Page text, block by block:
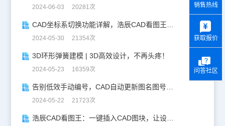
2024-06-03 20281次
CAD坐标系切换功能详解，浩辰CAD看图王让设计更自由！
2024-05-30 21354次
3D环形弹簧建模 | 3D高效设计，不再头疼！
2024-05-23 16359次
告别低效手动编号，CAD自动更新图名图号轻松搞定！
2024-05-22 21723次
浩辰CAD看图王：一键插入CAD图块，让设计更高效！
销售热线
获取报价
问答社区